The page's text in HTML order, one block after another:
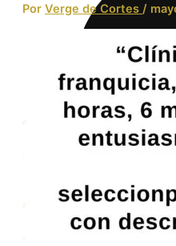
Integración Social
Por Verge de Cortes /